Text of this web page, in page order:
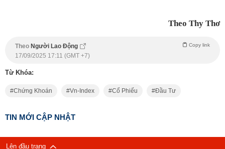
Theo Thy Thơ
Theo Người Lao Động Copy link
17/09/2025 17:11 (GMT +7)
Từ Khóa:
Chứng Khoán Vn-Index Cổ Phiếu Đầu Tư
TIN MỚI CẬP NHẬT
Lên đầu trang